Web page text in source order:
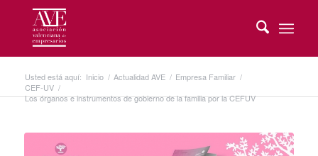
Usted está aquí: Inicio / Actualidad AVE / Empresa Familiar /
CEF-UV /
Los órganos e instrumentos de gobierno de la familia por la CEFUV